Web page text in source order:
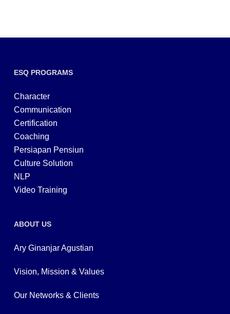
ESQ PROGRAMS
Character
Communication
Certification
Coaching
Persiapan Pensiun
Culture Solution
NLP
Video Training
ABOUT US
Ary Ginanjar Agustian
Vision, Mission & Values
Our Networks & Clients